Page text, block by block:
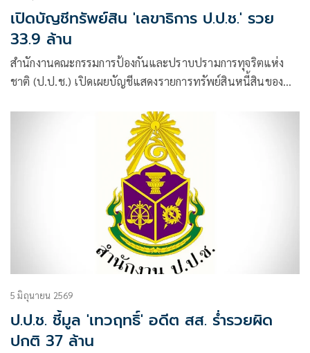
เปิดบัญชีทรัพย์สิน 'เลขาธิการ ป.ป.ช.' รวย
33.9 ล้าน
สำนักงานคณะกรรมการป้องกันและปราบปรามการทุจริตแห่ง
ชาติ (ป.ป.ช.) เปิดเผยบัญชีแสดงรายการทรัพย์สินหนี้สินของ
5 มิถุนายน 2569
ป.ป.ช. ชี้มูล 'เทวฤทธิ์' อดีต สส. ร่ำรวยผิด
ปกติ 37 ล้าน